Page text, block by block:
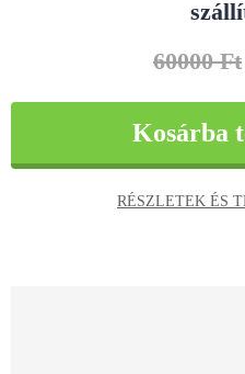
60000Ft
Kosárba
RÉSZLETEK ÉS